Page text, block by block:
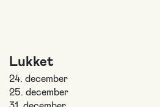
Lukket
24. december
25. december